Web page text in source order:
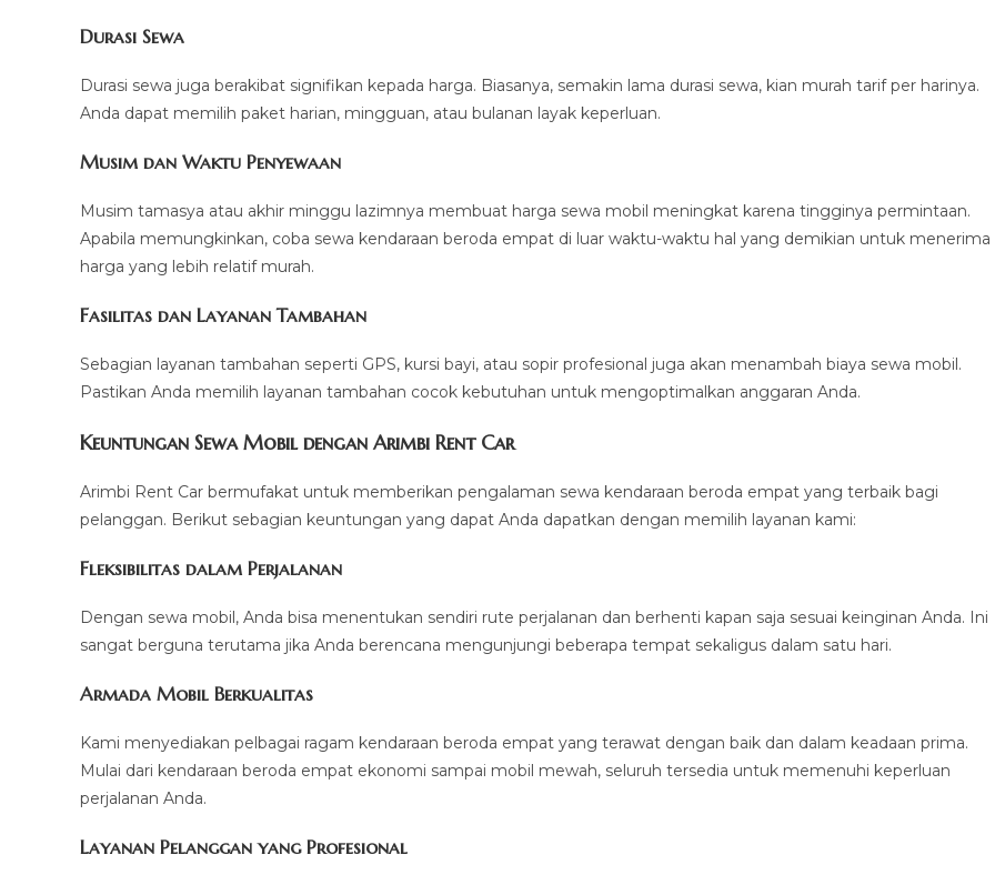
Durasi Sewa
Durasi sewa juga berakibat signifikan kepada harga. Biasanya, semakin lama durasi sewa, kian murah tarif per harinya.
Anda dapat memilih paket harian, mingguan, atau bulanan layak keperluan.
Musim dan Waktu Penyewaan
Musim tamasya atau akhir minggu lazimnya membuat harga sewa mobil meningkat karena tingginya permintaan.
Apabila memungkinkan, coba sewa kendaraan beroda empat di luar waktu-waktu hal yang demikian untuk menerima
harga yang lebih relatif murah.
Fasilitas dan Layanan Tambahan
Sebagian layanan tambahan seperti GPS, kursi bayi, atau sopir profesional juga akan menambah biaya sewa mobil.
Pastikan Anda memilih layanan tambahan cocok kebutuhan untuk mengoptimalkan anggaran Anda.
Keuntungan Sewa Mobil dengan Arimbi Rent Car
Arimbi Rent Car bermufakat untuk memberikan pengalaman sewa kendaraan beroda empat yang terbaik bagi
pelanggan. Berikut sebagian keuntungan yang dapat Anda dapatkan dengan memilih layanan kami:
Fleksibilitas dalam Perjalanan
Dengan sewa mobil, Anda bisa menentukan sendiri rute perjalanan dan berhenti kapan saja sesuai keinginan Anda. Ini
sangat berguna terutama jika Anda berencana mengunjungi beberapa tempat sekaligus dalam satu hari.
Armada Mobil Berkualitas
Kami menyediakan pelbagai ragam kendaraan beroda empat yang terawat dengan baik dan dalam keadaan prima.
Mulai dari kendaraan beroda empat ekonomi sampai mobil mewah, seluruh tersedia untuk memenuhi keperluan
perjalanan Anda.
Layanan Pelanggan yang Profesional